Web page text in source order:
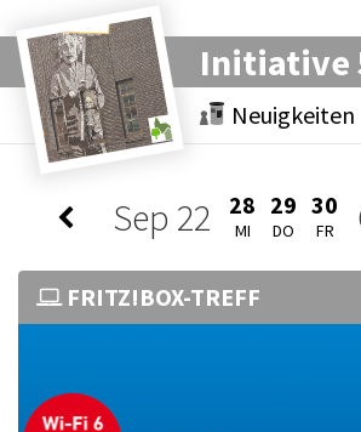
Initiative
Neuigkeiten
Sep 22 28
MI
29
DO
30
FR
FRITZ!BOX-TREFF